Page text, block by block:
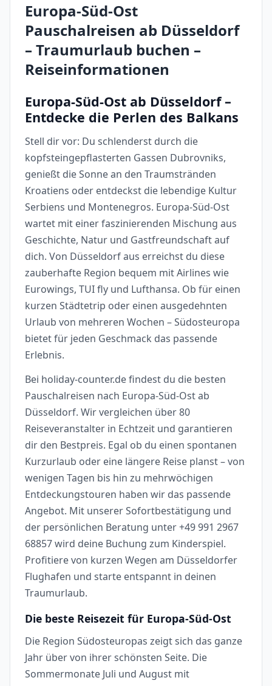
Europa-Süd-Ost
Pauschalreisen ab Düsseldorf
– Traumurlaub buchen –
Reiseinformationen
Europa-Süd-Ost ab Düsseldorf –
Entdecke die Perlen des Balkans
Stell dir vor: Du schlenderst durch die
kopfsteingepflasterten Gassen Dubrovniks,
genießt die Sonne an den Traumstränden
Kroatiens oder entdeckst die lebendige Kultur
Serbiens und Montenegros. Europa-Süd-Ost
wartet mit einer faszinierenden Mischung aus
Geschichte, Natur und Gastfreundschaft auf
dich. Von Düsseldorf aus erreichst du diese
zauberhafte Region bequem mit Airlines wie
Eurowings, TUI fly und Lufthansa. Ob für einen
kurzen Städtetrip oder einen ausgedehnten
Urlaub von mehreren Wochen – Südosteuropa
bietet für jeden Geschmack das passende
Erlebnis.
Bei holiday-counter.de findest du die besten
Pauschalreisen nach Europa-Süd-Ost ab
Düsseldorf. Wir vergleichen über 80
Reiseveranstalter in Echtzeit und garantieren
dir den Bestpreis. Egal ob du einen spontanen
Kurzurlaub oder eine längere Reise planst – von
wenigen Tagen bis hin zu mehrwöchigen
Entdeckungstouren haben wir das passende
Angebot. Mit unserer Sofortbestätigung und
der persönlichen Beratung unter +49 991 2967
68857 wird deine Buchung zum Kinderspiel.
Profitiere von kurzen Wegen am Düsseldorfer
Flughafen und starte entspannt in deinen
Traumurlaub.
Die beste Reisezeit für Europa-Süd-Ost
Die Region Südosteuropas zeigt sich das ganze
Jahr über von ihrer schönsten Seite. Die
Sommermonate Juli und August mit